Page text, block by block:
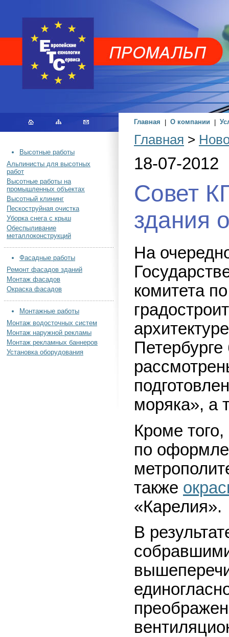
Главная О компании
Высотные работы
Альпинисты для высотных
работ
Высотные работы на
промышленных объектах
Высотный клининг
Пескоструйная очистка
Уборка снега с крыш
Обеспыливание
металлоконструкций
Фасадные работы
Ремонт фасадов зданий
Монтаж фасадов
Окраска фасадов
Монтажные работы
Монтаж водосточных систем
Монтаж наружной рекламы
Монтаж рекламных баннеров
Установка оборудования
Главная >
18-07-2012
Совет
здания
На
комитета по
моряка», а
Кроме
по
также
«Карелия».
В